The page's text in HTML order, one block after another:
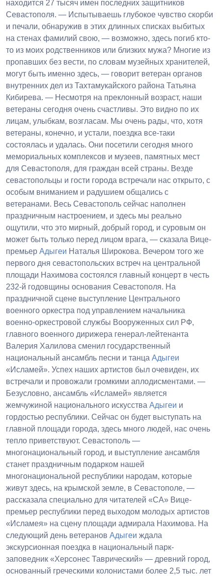
находится 27 тысяч имен последних защитников
Севастополя. — Испытываешь глубокое чувство скорби
и печали, обнаружив в этих длинных списках выбитых
на стенах фамилий свою, — возможно, здесь погиб кто-
то из моих родственников или близких мужа? Многие из
пропавших без вести, по словам музейных хранителей,
могут быть именно здесь, — говорит ветеран органов
внутренних дел из Тахтамукайского района Татьяна
Кибирева. — Несмотря на преклонный возраст, наши
ветераны сегодня очень счастливы. Это видно по их
лицам, улыбкам, возгласам. Мы очень рады, что, хотя
ветераны, конечно, и устали, поездка все-таки
состоялась и удалась. Они посетили сегодня много
мемориальных комплексов и музеев, памятных мест
для Севастополя, для граждан всей страны. Везде
севастопольцы и гости города встречали нас открыто, с
особым вниманием и радушием общались с
ветеранами. Весь Севастополь сейчас наполнен
праздничным настроением, и здесь мы реально
ощутили, что это мирный, добрый город, и суровым он
может быть только перед лицом врага, — сказала Вице-
премьер Адыгеи Наталья Широкова. Вечером того же
первого дня севастопольских встреч на центральной
площади Нахимова состоялся главный концерт в честь
232-й годовщины основания Севастополя. На
праздничной сцене выступление Центрального
военного оркестра под управлением начальника
военно-оркестровой службы Вооруженных сил РФ,
главного военного дирижера генерал-лейтенанта
Валерия Халилова сменил государственный
национальный ансамбль песни и танца Адыгеи
«Исламей». Успех наших артистов был очевиден, их
встречали и провожали громкими аплодисментами. —
Безусловно, ансамбль «Исламей» является
жемчужиной национального искусства Адыгеи и
гордостью республики. Сейчас он будет выступать на
главной площади города, здесь много людей, нас очень
тепло приветствуют. Севастополь —
многонациональный город, и выступление ансамбля
станет праздничным подарком нашей
многонациональной республики народам, которые
живут здесь, на крымской земле, в Севастополе, —
рассказала специально для читателей «СА» Вице-
премьер республики перед выходом молодых артистов
«Исламея» на сцену площади адмирала Нахимова. На
следующий день ветеранов Адыгеи ждала
экскурсионная поездка в национальный парк-
заповедник «Херсонес Таврический» — древний город,
основанный греческими колонистами более 2,5 тыс. лет